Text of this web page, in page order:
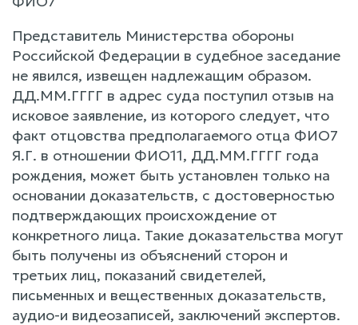
Представитель Министерства обороны
Российской Федерации в судебное заседание
не явился, извещен надлежащим образом.
ДД.ММ.ГГГГ в адрес суда поступил отзыв на
исковое заявление, из которого следует, что
факт отцовства предполагаемого отца ФИО7
Я.Г. в отношении ФИО11, ДД.ММ.ГГГГ года
рождения, может быть установлен только на
основании доказательств, с достоверностью
подтверждающих происхождение от
конкретного лица. Такие доказательства могут
быть получены из объяснений сторон и
третьих лиц, показаний свидетелей,
письменных и вещественных доказательств,
аудио-и видеозаписей, заключений экспертов.